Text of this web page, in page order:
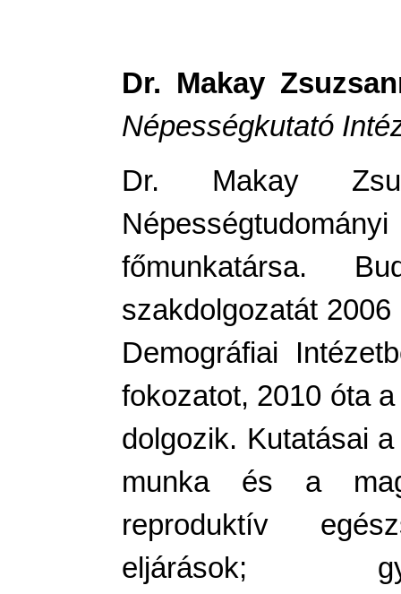
Dr. Makay
Népességkutató
Dr. Makay
főmunkatársa.
szakdolgozatát
Demográfiai
fokozatot, 2010 óta
dolgozik. Kutatásai
munka és a
reproduktív
eljárások;